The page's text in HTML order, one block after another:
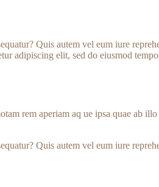
Quis autem vel eum iure
adipiscing elit, sed do eiusmod
rem aperiam aq ue ipsa quae ab
Quis autem vel eum iure